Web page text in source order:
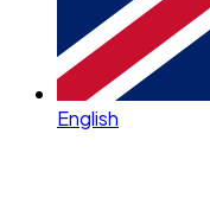
English